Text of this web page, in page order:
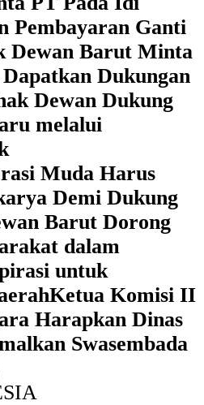
Pembayaran Ganti
Dewan Barut Minta
Dukungan
Dewan Dukung
melalui
Muda Harus
Demi Dukung
Barut Dorong
dalam
untuk
Ketua Komisi II
Harapkan Dinas
Swasembada